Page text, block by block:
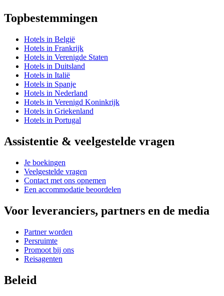
Topbestemmingen
Hotels in België
Hotels in Frankrijk
Hotels in Verenigde Staten
Hotels in Duitsland
Hotels in Italië
Hotels in Spanje
Hotels in Nederland
Hotels in Verenigd Koninkrijk
Hotels in Griekenland
Hotels in Portugal
Assistentie & veelgestelde vragen
Je boekingen
Veelgestelde vragen
Contact met ons opnemen
Een accommodatie beoordelen
Voor leveranciers, partners en de media
Partner worden
Persruimte
Promoot bij ons
Reisagenten
Beleid